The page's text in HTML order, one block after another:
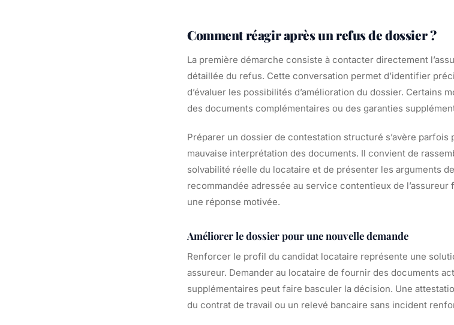
Comment réagir après un refus de dossier ?
La première démarche consiste à contacter directement
détaillée du refus. Cette conversation permet d’identifier
d’évaluer les possibilités d’amélioration du dossier. Certains
des documents complémentaires ou des garanties
Préparer un dossier de contestation structuré s’avère
mauvaise interprétation des documents. Il convient de
solvabilité réelle du locataire et de présenter les arguments
recommandée adressée au service contentieux de
une réponse motivée.
Améliorer le dossier pour une nouvelle demande
Renforcer le profil du candidat locataire représente une
assureur. Demander au locataire de fournir des documents
supplémentaires peut faire basculer la décision. Une
du contrat de travail ou un relevé bancaire sans incident